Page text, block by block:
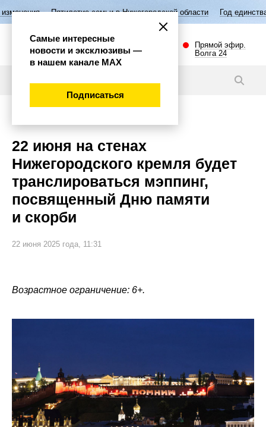
Пятилетие семьи в Нижегородской области Год единства народов
Прямой эфир.
Волга 24
22 июня на стенах
Нижегородского кремля будет
транслироваться мэппинг,
посвященный Дню памяти
и скорби
22 июня 2025 года, 11:31
Возрастное ограничение: 6+.
Самые интересные
новости и эксклюзивы —
в нашем канале МАХ
Подписаться